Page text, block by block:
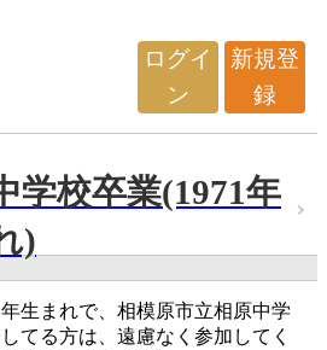
ログイ
ン
新規登
録
学校卒業(1971年
)
生まれで、相模原市立相原中学
てる方は、遠慮なく参加してく